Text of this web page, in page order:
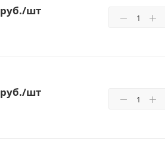
руб./шт
руб./шт